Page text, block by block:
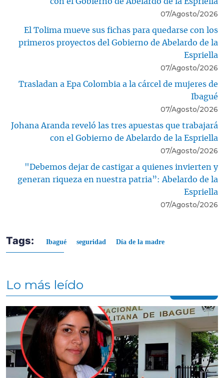
07/Agosto/2026
El Tolima mueve sus fichas para quedarse con los
primeros proyectos del Gobierno de Abelardo de la
Espriella
07/Agosto/2026
Trasladan a Epa Colombia a la cárcel de mujeres de
Ibagué
07/Agosto/2026
Johana Aranda reveló las tres apuestas que trabajará
con el Gobierno de Abelardo de la Espriella
07/Agosto/2026
"Debemos dejar de castigar a quienes invierten y
generan riqueza en nuestra patria”: Abelardo de la
Espriella
07/Agosto/2026
Tags: Ibagué seguridad Día de la madre
Lo más leído
Contenido multimedia principal